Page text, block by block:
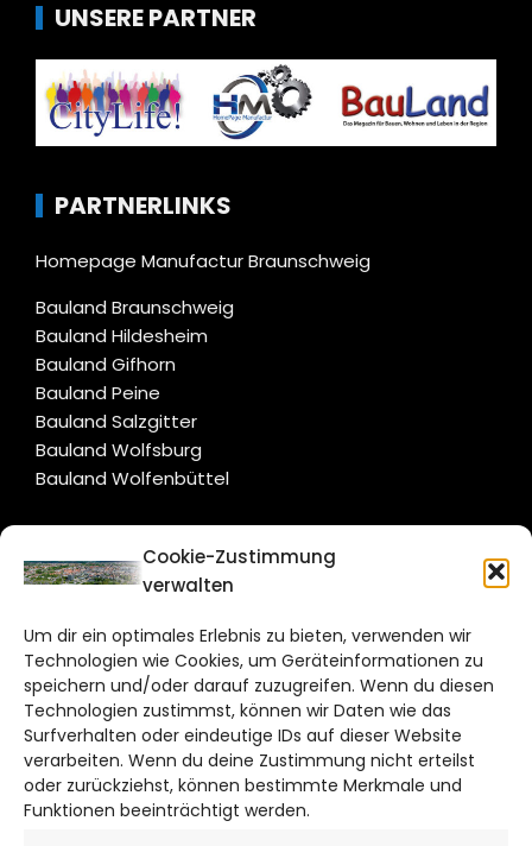
Cookie-Zustimmung
verwalten
Um dir ein optimales Erlebnis zu bieten, verwenden wir
Technologien wie Cookies, um Geräteinformationen zu
speichern und/oder darauf zuzugreifen. Wenn du diesen
Technologien zustimmst, können wir Daten wie das
Surfverhalten oder eindeutige IDs auf dieser Website
verarbeiten. Wenn du deine Zustimmung nicht erteilst
oder zurückziehst, können bestimmte Merkmale und
Funktionen beeinträchtigt werden.
UNSERE PARTNER
PARTNERLINKS
Homepage Manufactur Braunschweig
Bauland Braunschweig
Bauland Hildesheim
Bauland Gifhorn
Bauland Peine
Bauland Salzgitter
Bauland Wolfsburg
Bauland Wolfenbüttel
CITYLIFE!
Bruchtorwall 12
38100 Braunschweig
Telefon: 0531 387220 – 65
DAS STADTMAGAZIN FÜR
BRAUNSCHWEIG